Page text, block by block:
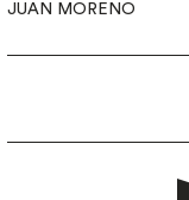
JUAN MORENO